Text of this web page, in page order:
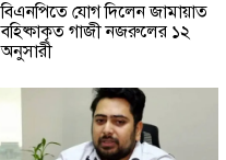
বিএনপিতে যোগ দিলেন জামায়াত
বহিষ্কাকৃত গাজী নজরুলের ১২
অনুসারী